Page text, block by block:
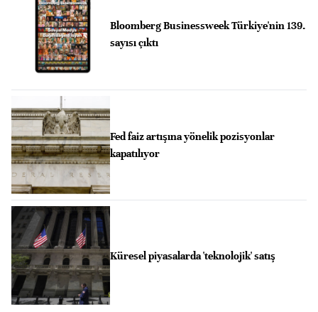
Bloomberg Businessweek Türkiye'nin 139.
sayısı çıktı
Fed faiz artışına yönelik pozisyonlar
kapatılıyor
Küresel piyasalarda 'teknolojik' satış